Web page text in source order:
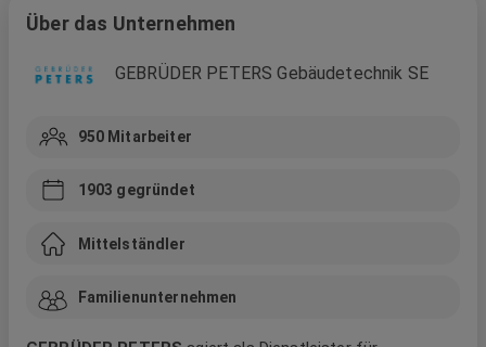
Über das Unternehmen
GEBRÜDER PETERS Gebäudetechnik SE
950 Mitarbeiter
1903 gegründet
Mittelständler
Familienunternehmen